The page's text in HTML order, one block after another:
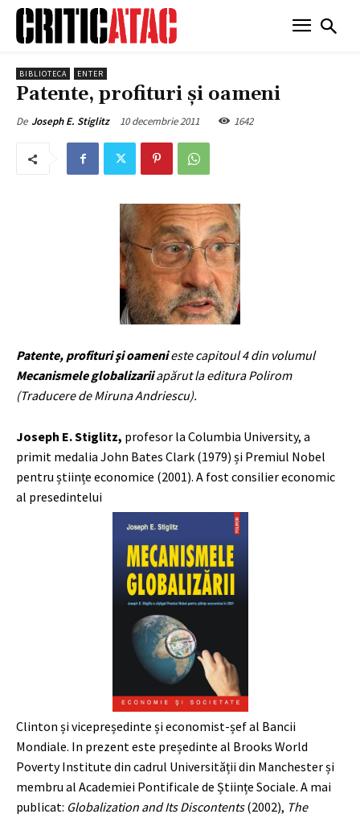
BIBLIOTECA ENTER
Patente, profituri şi oameni
De Joseph E. Stiglitz 10 decembrie 2011 1642
Patente, profituri şi oamenieste capitoul 4 din volumul
Mecanismele globalizariiapărut la editura Polirom
(Traducere de Miruna Andriescu).
Joseph E. Stiglitz, profesor la Columbia University, a
primit medalia John Bates Clark (1979) și Premiul Nobel
pentru științe economice (2001). A fost consilier economic
al presedintelui
Clinton și vicepreședinte și economist-șef al Bancii
Mondiale. In prezent este președinte al Brooks World
Poverty Institute din cadrul Universității din Manchester și
membru al Academiei Pontificale de Științe Sociale. A mai
publicat: Globalization and Its Discontents(2002), The